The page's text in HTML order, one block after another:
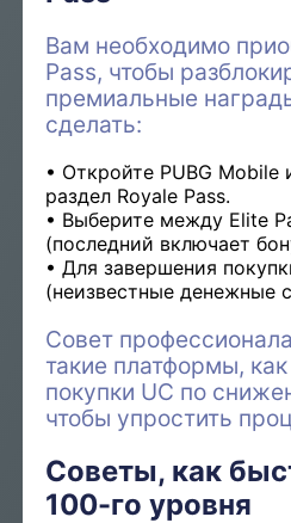
Вам необходимо
Pass, чтобы
премиальные
сделать:
Откройте PUBG Mobile
раздел Royale Pass.
Выберите между Elite
(последний включает
Для завершения
(неизвестные денежные
Совет
такие платформы,
покупки UC по
чтобы упростить
Советы, как
100-го уровня